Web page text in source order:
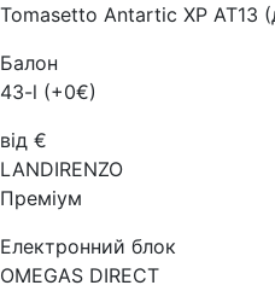
Tomasetto Antartic XP AT13
Балон
43-l (+0€)
від €
LANDIRENZO
Преміум
Електронний блок
OMEGAS DIRECT